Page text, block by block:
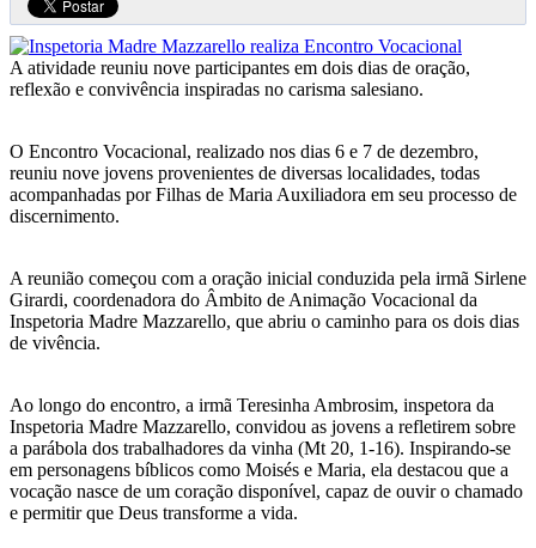
A atividade reuniu nove participantes em dois dias de oração,
reflexão e convivência inspiradas no carisma salesiano.
O Encontro Vocacional, realizado nos dias 6 e 7 de dezembro,
reuniu nove jovens provenientes de diversas localidades, todas
acompanhadas por Filhas de Maria Auxiliadora em seu processo de
discernimento.
A reunião começou com a oração inicial conduzida pela irmã Sirlene
Girardi, coordenadora do Âmbito de Animação Vocacional da
Inspetoria Madre Mazzarello, que abriu o caminho para os dois dias
de vivência.
Ao longo do encontro, a irmã Teresinha Ambrosim, inspetora da
Inspetoria Madre Mazzarello, convidou as jovens a refletirem sobre
a parábola dos trabalhadores da vinha (Mt 20, 1-16). Inspirando-se
em personagens bíblicos como Moisés e Maria, ela destacou que a
vocação nasce de um coração disponível, capaz de ouvir o chamado
e permitir que Deus transforme a vida.